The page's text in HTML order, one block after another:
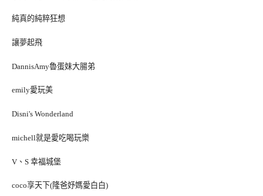
純真的純粹狂想
讓夢起飛
DannisAmy魯蛋妹大腸弟
emily愛玩美
Disni's Wonderland
michell就是愛吃喝玩樂
V、S 幸福城堡
coco享天下(隆爸妤媽愛白白)